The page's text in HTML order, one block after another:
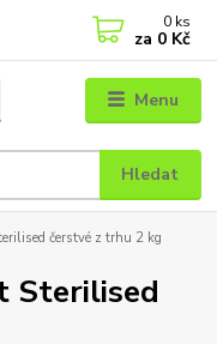
Menu
Hledat
0 ks
za 0 Kč
čerstvé z trhu 2 kg
Sterilised